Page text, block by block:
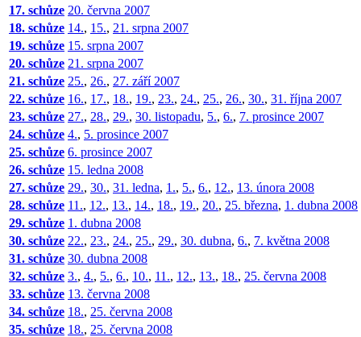
17. schůze 20. června 2007
18. schůze 14., 15., 21. srpna 2007
19. schůze 15. srpna 2007
20. schůze 21. srpna 2007
21. schůze 25., 26., 27. září 2007
22. schůze 16., 17., 18., 19., 23., 24., 25., 26., 30., 31. října 2007
23. schůze 27., 28., 29., 30. listopadu, 5., 6., 7. prosince 2007
24. schůze 4., 5. prosince 2007
25. schůze 6. prosince 2007
26. schůze 15. ledna 2008
27. schůze 29., 30., 31. ledna, 1., 5., 6., 12., 13. února 2008
28. schůze 11., 12., 13., 14., 18., 19., 20., 25. března, 1. dubna 2008
29. schůze 1. dubna 2008
30. schůze 22., 23., 24., 25., 29., 30. dubna, 6., 7. května 2008
31. schůze 30. dubna 2008
32. schůze 3., 4., 5., 6., 10., 11., 12., 13., 18., 25. června 2008
33. schůze 13. června 2008
34. schůze 18., 25. června 2008
35. schůze 18., 25. června 2008